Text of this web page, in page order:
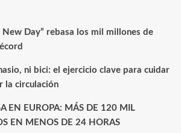
Day” rebasa los mil millones de
ni bici: el ejercicio clave para cuidar
la circulación
EN EUROPA: MÁS DE 120 MIL
EN MENOS DE 24 HORAS